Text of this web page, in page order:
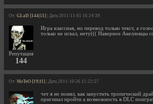
От: GLaD [144|51] | Дата 2011-11-01 16:24:39
Репутация
144
Игра классная, но перевод только текст, а
только не искал, нету((( Наверное Акелловцы
От: MeTeO [19|11] | Дата 2011-10-26 15:22:57
чет я не понял, как запустить тропический
оригинал пройти а возможность в DLC